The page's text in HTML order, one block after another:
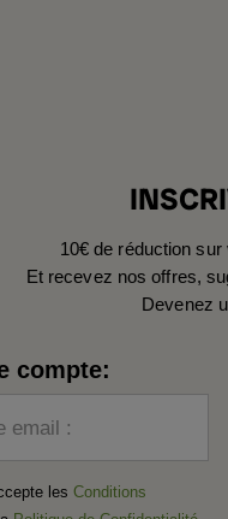
10€ de réduction
Et recevez nos offres,
Devenez
compte:
email :
les Conditions